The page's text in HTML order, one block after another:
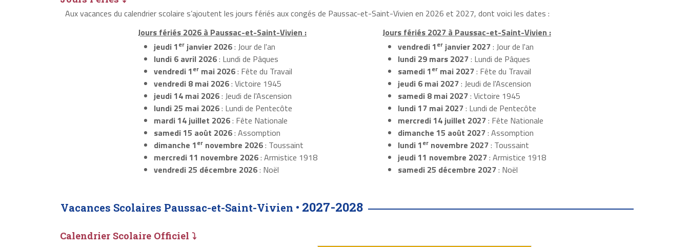
Aux vacances du calendrier scolaire s’ajoutent les jours fériés aux congés de Paussac-et-Saint-Vivien en 2026 et 2027, dont voici les dates :
Jours fériés 2026 à Paussac-et-Saint-Vivien :
jeudi 1erjanvier 2026: Jour de l'an
lundi 6 avril 2026: Lundi de Pâques
vendredi 1ermai 2026: Fête du Travail
vendredi 8 mai 2026: Victoire 1945
jeudi 14 mai 2026: Jeudi de l'Ascension
lundi 25 mai 2026: Lundi de Pentecôte
mardi 14 juillet 2026: Fête Nationale
samedi 15 août 2026: Assomption
dimanche 1ernovembre 2026: Toussaint
mercredi 11 novembre 2026: Armistice 1918
vendredi 25 décembre 2026: Noël
Jours fériés 2027 à Paussac-et-Saint-Vivien :
vendredi 1er janvier 2027: Jour de l'an
lundi 29 mars 2027: Lundi de Pâques
samedi 1er mai 2027: Fête du Travail
jeudi 6 mai 2027: Jeudi de l'Ascension
samedi 8 mai 2027: Victoire 1945
lundi 17 mai 2027: Lundi de Pentecôte
mercredi 14 juillet 2027: Fête Nationale
dimanche 15 août 2027: Assomption
lundi 1er novembre 2027: Toussaint
jeudi 11 novembre 2027: Armistice 1918
samedi 25 décembre 2027: Noël
Vacances Scolaires Paussac-et-Saint-Vivien • 2027-2028
Calendrier Scolaire Officiel ⤵